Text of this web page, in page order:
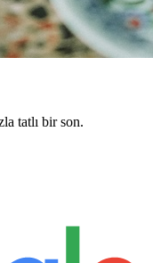
tatlı bir son.